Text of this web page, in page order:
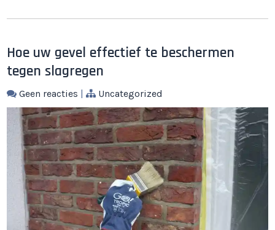
Hoe uw gevel effectief te beschermen
tegen slagregen
Geen reacties | Uncategorized